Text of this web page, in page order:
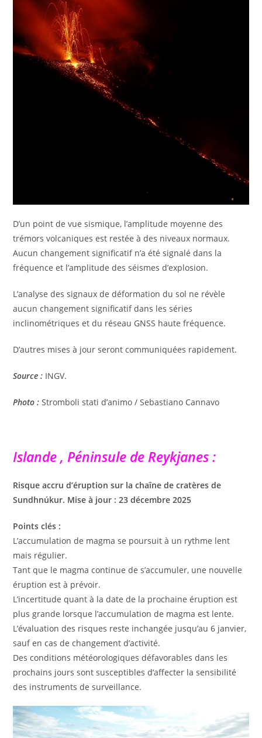
D’un point de vue sismique, l’amplitude moyenne des
trémors volcaniques est restée à des niveaux normaux.
Aucun changement significatif n’a été signalé dans la
fréquence et l’amplitude des séismes d’explosion.
L’analyse des signaux de déformation du sol ne révèle
aucun changement significatif dans les séries
inclinométriques et du réseau GNSS haute fréquence.
D’autres mises à jour seront communiquées rapidement.
Source : INGV.
Photo : Stromboli stati d’animo / Sebastiano Cannavo
Islande , Péninsule de Reykjanes :
Risque accru d’éruption sur la chaîne de cratères de
Sundhnúkur. Mise à jour : 23 décembre 2025
Points clés :
L’accumulation de magma se poursuit à un rythme lent
mais régulier.
Tant que le magma continue de s’accumuler, une nouvelle
éruption est à prévoir.
L’incertitude quant à la date de la prochaine éruption est
plus grande lorsque l’accumulation de magma est lente.
L’évaluation des risques reste inchangée jusqu’au 6 janvier,
sauf en cas de changement d’activité.
Des conditions météorologiques défavorables dans les
prochains jours sont susceptibles d’affecter la sensibilité
des instruments de surveillance.